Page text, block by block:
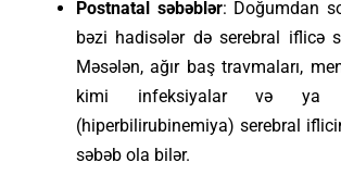
Postnatal səbəblər: Doğumdan
bəzi hadisələr də serebral iflicə
Məsələn, ağır baş travmaları,
kimi infeksiyalar və ya
(hiperbilirubinemiya) serebral
səbəb ola bilər.